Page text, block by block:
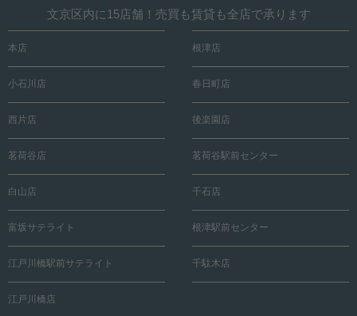
文京区内に15店舗！売買も賃貸も全店で承ります
本店 根津店
小石川店 春日町店
西片店 後楽園店
茗荷谷店 茗荷谷駅前センター
白山店 千石店
富坂サテライト 根津駅前センター
江戸川橋駅前サテライト 千駄木店
江戸川橋店